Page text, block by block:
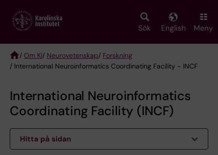
main
Sök English Meny
Breadcrumb
/ Om KI/ Neurovetenskap/ Forskning
/ International Neuroinformatics Coordinating Facility - INCF
International Neuroinformatics
Coordinating Facility (INCF)
Hitta på sidan